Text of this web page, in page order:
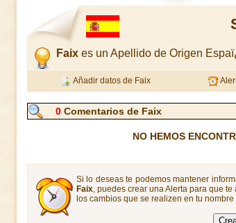
Faix es un Apellido de Origen
Añadir datos de Faix
0Comentarios de Faix
NO HEMOS
Si lo deseas te podemos mantener
Faix, puedes crear una Alerta para que
los cambios que se realizen en tu